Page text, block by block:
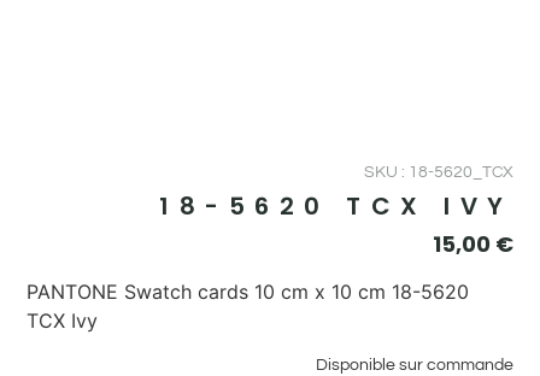
SKU : 18-5620_TCX
18-5620 TCX IVY
15,00 €
PANTONE Swatch cards 10 cm x 10 cm 18-5620
TCX Ivy
Disponible sur commande